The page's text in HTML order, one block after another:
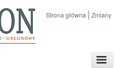
Strona główna Zmiany